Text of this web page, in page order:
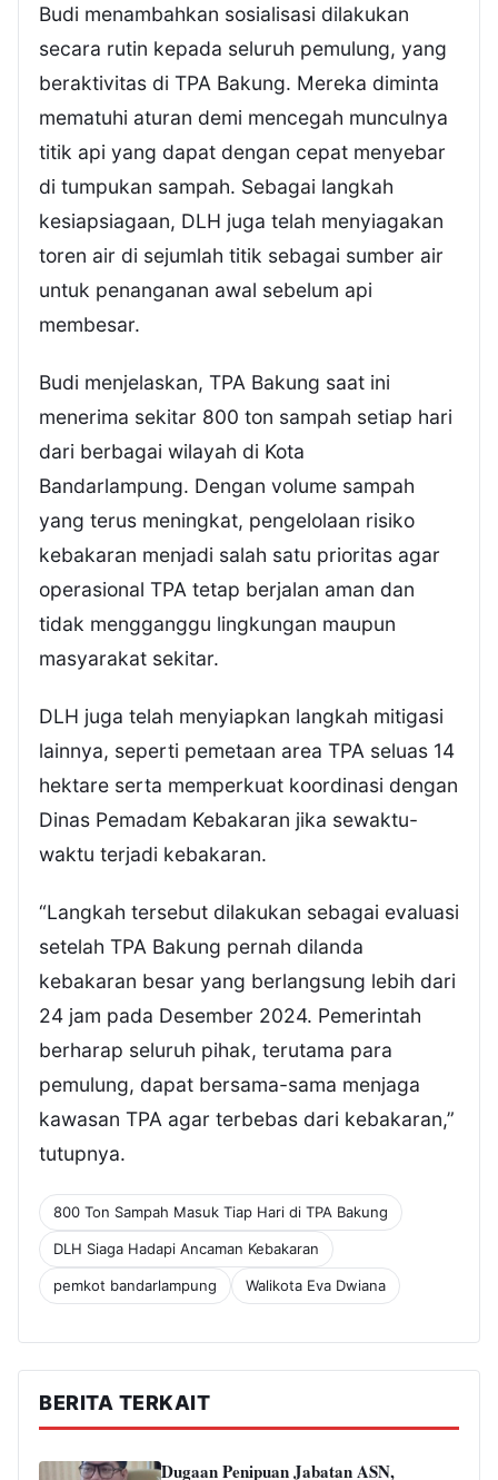
Budi menambahkan sosialisasi dilakukan
secara rutin kepada seluruh pemulung, yang
beraktivitas di TPA Bakung. Mereka diminta
mematuhi aturan demi mencegah munculnya
titik api yang dapat dengan cepat menyebar
di tumpukan sampah. Sebagai langkah
kesiapsiagaan, DLH juga telah menyiagakan
toren air di sejumlah titik sebagai sumber air
untuk penanganan awal sebelum api
membesar.
Budi menjelaskan, TPA Bakung saat ini
menerima sekitar 800 ton sampah setiap hari
dari berbagai wilayah di Kota
Bandarlampung. Dengan volume sampah
yang terus meningkat, pengelolaan risiko
kebakaran menjadi salah satu prioritas agar
operasional TPA tetap berjalan aman dan
tidak mengganggu lingkungan maupun
masyarakat sekitar.
DLH juga telah menyiapkan langkah mitigasi
lainnya, seperti pemetaan area TPA seluas 14
hektare serta memperkuat koordinasi dengan
Dinas Pemadam Kebakaran jika sewaktu-
waktu terjadi kebakaran.
“Langkah tersebut dilakukan sebagai evaluasi
setelah TPA Bakung pernah dilanda
kebakaran besar yang berlangsung lebih dari
24 jam pada Desember 2024. Pemerintah
berharap seluruh pihak, terutama para
pemulung, dapat bersama-sama menjaga
kawasan TPA agar terbebas dari kebakaran,”
tutupnya.
800 Ton Sampah Masuk Tiap Hari di TPA Bakung
DLH Siaga Hadapi Ancaman Kebakaran
pemkot bandarlampung Walikota Eva Dwiana
BERITA TERKAIT
Dugaan Penipuan Jabatan ASN,